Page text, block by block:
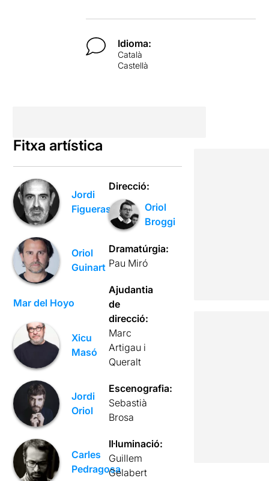
Idioma:
Català
Castellà
Fitxa artística
Jordi
Figueras
Oriol
Guinart
Mar del Hoyo
Xicu
Masó
Jordi
Oriol
Carles
Pedragosa
Direcció:
Oriol
Broggi
Dramatúrgia:
Pau Miró
Ajudantia
de
direcció:
Marc
Artigau i
Queralt
Escenografia:
Sebastià
Brosa
Il·luminació:
Guillem
Gelabert